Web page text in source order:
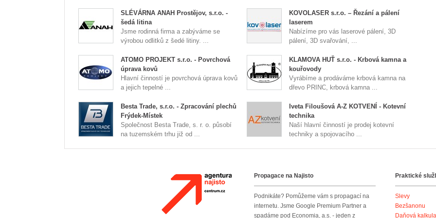
SLÉVÁRNA ANAH Prostějov, s.r.o. -
šedá litina
Jsme rodinná firma a zabýváme se
výrobou odlitků z šedé litiny. ...
KOVOLASER s.r.o. – Řezání a pálení
laserem
Nabízíme pro vás laserové pálení, 3D
pálení, 3D svařování, ...
ATOMO PROJEKT s.r.o. - Povrchová
úprava kovů
Hlavní činností je povrchová úprava kovů
a jejich tepelné ...
KLAMOVA HUŤ s.r.o. - Krbová kamna a
kouřovody
Vyrábíme a prodáváme krbová kamna na
dřevo PRINC, krbová kamna ...
Besta Trade, s.r.o. - Zpracování plechů
Frýdek-Místek
Společnost Besta Trade, s. r. o. působí
na tuzemském trhu již od ...
Iveta Filoušová A-Z KOTVENÍ - Kotevní
technika
Naší hlavní činností je prodej kotevní
techniky a spojovacího ...
Agentura NajistoPropagace na Najisto
Podnikáte? Pomůžeme vám s propagací na
internetu. Jsme Google Premium Partner a
spadáme pod Economia, a.s. - jeden z
Praktické
Slevy
Bezšanonu
Daňová